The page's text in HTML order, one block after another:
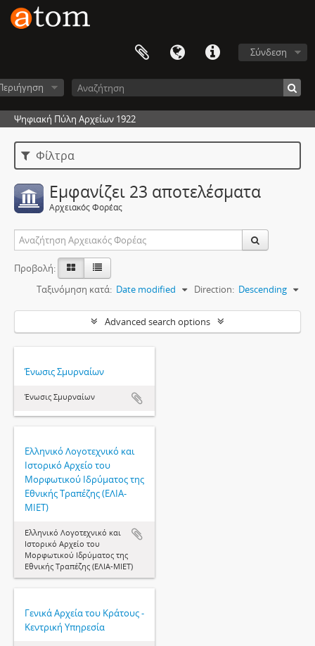
Σύνδεση
Ψηφιακή Πύλη Αρχείων 1922
Φίλτρα
Εμφανίζει 23 αποτελέσματα
Αρχειακός Φορέας
Προβολή:
Ταξινόμηση κατά: Date modified Direction: Descending
Advanced search options
Ένωσις Σμυρναίων
Ένωσις Σμυρναίων
Ελληνικό Λογοτεχνικό και
Ιστορικό Αρχείο του
Μορφωτικού Ιδρύματος της
Εθνικής Τραπέζης (ΕΛΙΑ-
ΜΙΕΤ)
Ελληνικό Λογοτεχνικό και
Ιστορικό Αρχείο του
Μορφωτικού Ιδρύματος της
Εθνικής Τραπέζης (ΕΛΙΑ-ΜΙΕΤ)
Γενικά Αρχεία του Κράτους -
Κεντρική Υπηρεσία